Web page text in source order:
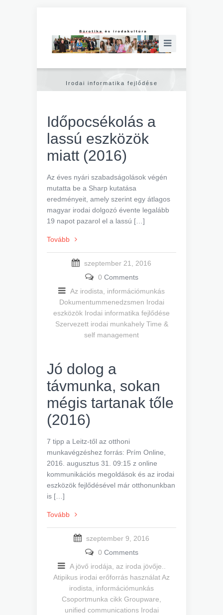
Irodai informatika fejlődése
Időpocsékolás a
lassú eszközök
miatt (2016)
Az éves nyári szabadságolások végén
mutatta be a Sharp kutatása
eredményeit, amely szerint egy átlagos
magyar irodai dolgozó évente legalább
19 napot pazarol el a lassú […]
Tovább
szeptember 21, 2016
0 Comments
Az irodista, információmunkás
Dokumentummenedzsmen Irodai
eszközök Irodai informatika fejlődése
Szervezett irodai munkahely Time &
self management
Jó dolog a
távmunka, sokan
mégis tartanak tőle
(2016)
7 tipp a Leitz-től az otthoni
munkavégzéshez forrás: Prím Online,
2016. augusztus 31. 09:15 z online
kommunikációs megoldások és az irodai
eszközök fejlődésével már otthonunkban
is […]
Tovább
szeptember 9, 2016
0 Comments
A jövő irodája, az iroda jövője..
Atipikus irodai erőforrás használatAz
irodista, információmunkás
Csoportmunka cikk Groupware,
unified communications Irodai